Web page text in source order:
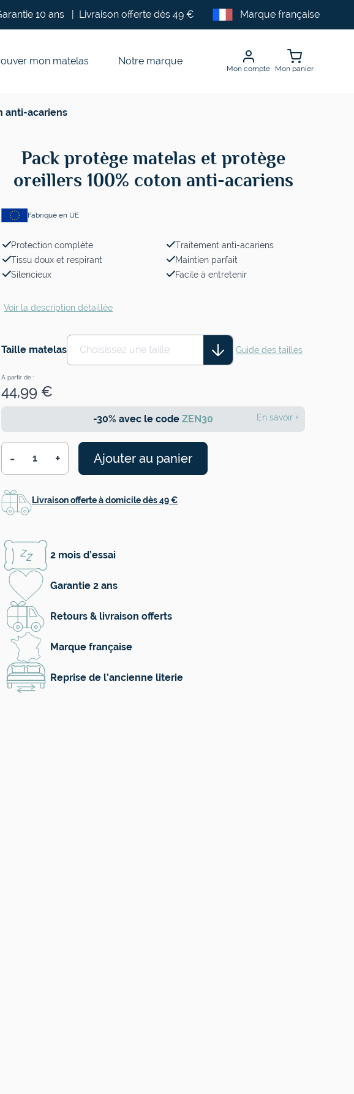
10 ans Livraison offerte dès 49 € Marque française
mon matelas Notre marque
Mon compte Mon panier
anti-acariens
Pack protège matelas et protège
oreillers 100% coton anti-acariens
Fabriqué en UE
Protection complète
Traitement anti-acariens
Tissu doux et respirant
Maintien parfait
Silencieux
Facile à entretenir
Voir la description détaillée
Taille matelas Guide des tailles
Choisissez une taille
À partir de :
44,99 €
-30% avec le code ZEN30 En savoir +
Quantité
- + Ajouter au panier
Livraison offerte à domicile dès 49 €
2 mois d’essai
Garantie 2 ans
Retours & livraison offerts
Marque française
Reprise de l’ancienne literie